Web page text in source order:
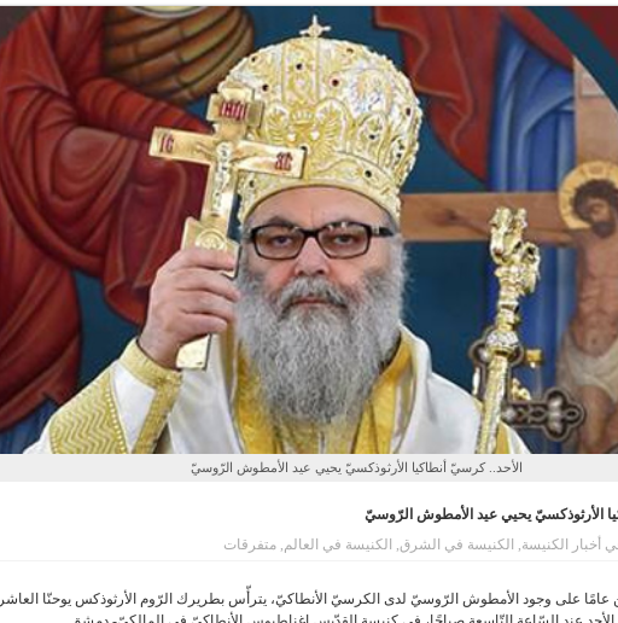
الأحد.. كرسيّ أنطاكيا الأرثوذكسيّ يحيي عيد الأمطوش الرّوسيّ
الأرثوذكسيّ يحيي عيد الأمطوش الرّوسيّ
أخبار الكنيسة, الكنيسة في الشرق, الكنيسة في العالم,متفرقات
عامًا على وجود الأمطوش الرّوسيّ لدى الكرسيّ الأنطاكيّ، يترأّس بطريرك الرّوم الأرثوذكس يوحنّا العاشر